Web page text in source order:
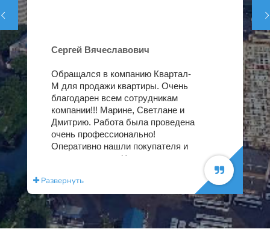


Сергей Вячеславович
Обращался в компанию Квартал-
М для продажи квартиры. Очень
благодарен всем сотрудникам
компании!!! Марине, Светлане и
Дмитрию. Работа была проведена
очень профессионально!
Оперативно нашли покупателя и
провели сделку. Хочу отметить
отзывчивость сотрудников,
быстро и доходчиво отвечали на
все возникающие вопросы.
Огромное спасибо! С большим
уважением и пожеланием всему
Развернуть